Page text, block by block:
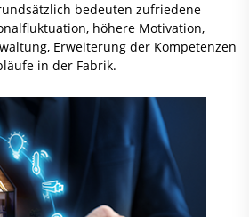
bedeuten zufriedene
höhere Motivation,
Erweiterung der Kompetenzen
in der Fabrik.